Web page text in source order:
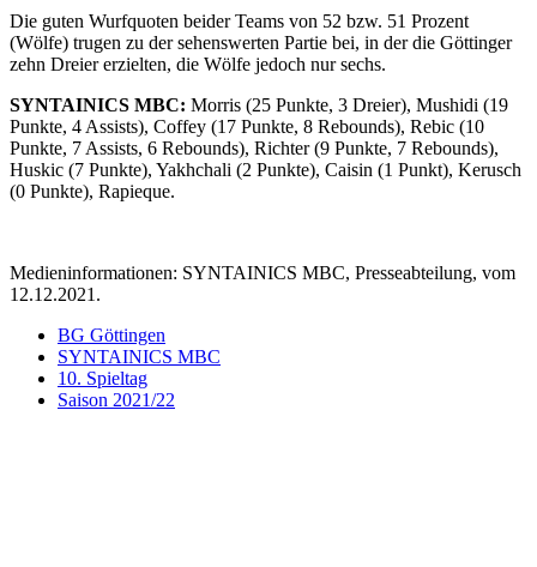
Die guten Wurfquoten beider Teams von 52 bzw. 51 Prozent
(Wölfe) trugen zu der sehenswerten Partie bei, in der die Göttinger
zehn Dreier erzielten, die Wölfe jedoch nur sechs.
SYNTAINICS MBC: Morris (25 Punkte, 3 Dreier), Mushidi (19
Punkte, 4 Assists), Coffey (17 Punkte, 8 Rebounds), Rebic (10
Punkte, 7 Assists, 6 Rebounds), Richter (9 Punkte, 7 Rebounds),
Huskic (7 Punkte), Yakhchali (2 Punkte), Caisin (1 Punkt), Kerusch
(0 Punkte), Rapieque.
Medieninformationen: SYNTAINICS MBC, Presseabteilung, vom
12.12.2021.
BG Göttingen
SYNTAINICS MBC
10. Spieltag
Saison 2021/22